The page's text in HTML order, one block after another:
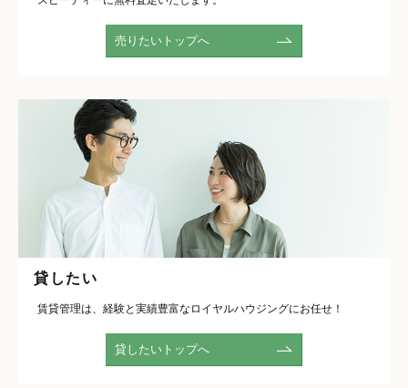
売りたいトップへ
貸したい
賃貸管理は、経験と実績豊富なロイヤルハウジングにお任せ！
貸したいトップへ